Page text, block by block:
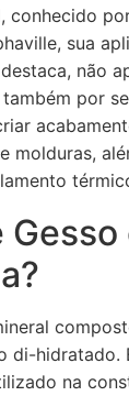
conhecido
sua
não
por
molduras,
di-hidratado.
na